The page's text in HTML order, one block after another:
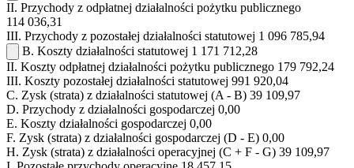
II. Przychody z odpłatnej działalności pożytku publicznego
114 036,31
III. Przychody z pozostałej działalności statutowej 1 096 785,94
B. Koszty działalności statutowej 1 171 712,28
II. Koszty odpłatnej działalności pożytku publicznego 179 792,24
III. Koszty pozostałej działalności statutowej 991 920,04
C. Zysk (strata) z działalności statutowej (A - B) 39 109,97
D. Przychody z działalności gospodarczej 0,00
E. Koszty działalności gospodarczej 0,00
F. Zysk (strata) z działalności gospodarczej (D - E) 0,00
H. Zysk (strata) z działalności operacyjnej (C + F - G) 39 109,97